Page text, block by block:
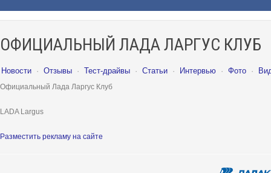
ОФИЦИАЛЬНЫЙ ЛАДА ЛАРГУС КЛУБ
Новости · Отзывы · Тест-драйвы · Статьи · Интервью · Фото ·
Официальный Лада Ларгус Клуб
LADA Largus
Разместить рекламу на сайте